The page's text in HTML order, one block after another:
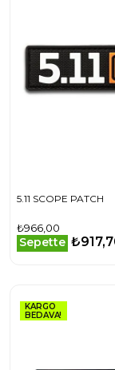
5.11 SCOPE PATCH
₺966,00
Sepette
KARGO
BEDAVA!